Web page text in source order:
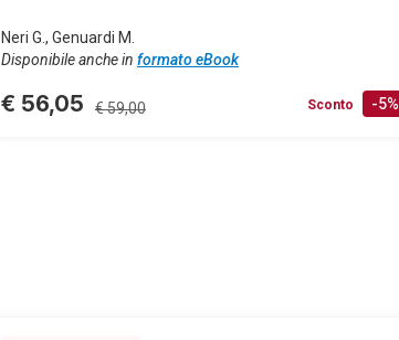
Neri G., Genuardi M.
Disponibile anche in formato eBook
€ 56,05 € 59,00 Sconto -5%